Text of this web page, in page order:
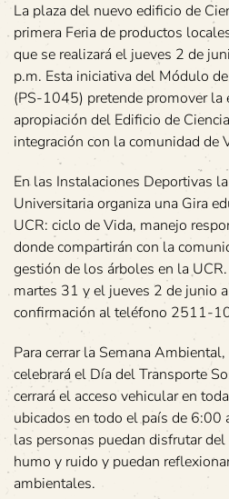
La plaza del nuevo edificio de
primera Feria de productos
que se realizará el jueves 2 de
p.m. Esta iniciativa del Módulo
(PS-1045) pretende promover la
apropiación del Edificio de
integración con la comunidad de
En las Instalaciones Deportivas
Universitaria organiza una Gira
UCR: ciclo de Vida, manejo
donde compartirán con la
gestión de los árboles en la
martes 31 y el jueves 2 de junio
confirmación al teléfono 2511-
Para cerrar la Semana
celebrará el Día del Transporte
cerrará el acceso vehicular en
ubicados en todo el país de 6:00
las personas puedan disfrutar
humo y ruido y puedan
ambientales.